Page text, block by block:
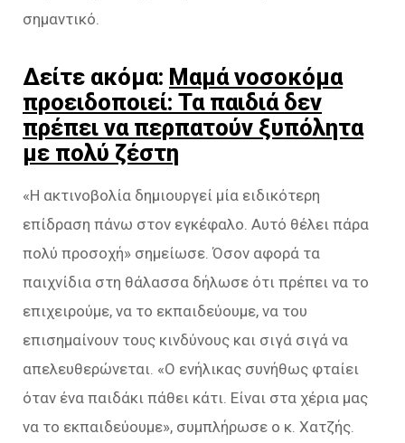
σημαντικό.
Δείτε ακόμα: Μαμά νοσοκόμα
προειδοποιεί: Τα παιδιά δεν
πρέπει να περπατούν ξυπόλητα
με πολύ ζέστη
«Η ακτινοβολία δημιουργεί μία ειδικότερη
επίδραση πάνω στον εγκέφαλο. Αυτό θέλει πάρα
πολύ προσοχή» σημείωσε. Όσον αφορά τα
παιχνίδια στη θάλασσα δήλωσε ότι πρέπει να το
επιχειρούμε, να το εκπαιδεύουμε, να του
επισημαίνουν τους κινδύνους και σιγά σιγά να
απελευθερώνεται. «Ο ενήλικας συνήθως φταίει
όταν ένα παιδάκι πάθει κάτι. Είναι στα χέρια μας
να το εκπαιδεύουμε», συμπλήρωσε ο κ. Χατζής.